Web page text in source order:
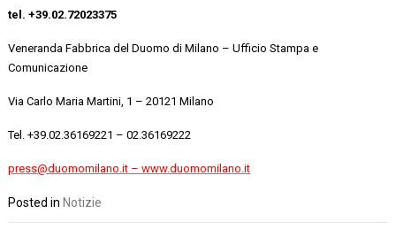
tel. +39.02.72023375
Veneranda Fabbrica del Duomo di Milano – Ufficio Stampa e
Comunicazione
Via Carlo Maria Martini, 1 – 20121 Milano
Tel. +39.02.36169221 – 02.36169222
press@duomomilano.it – www.duomomilano.it
Posted in Notizie